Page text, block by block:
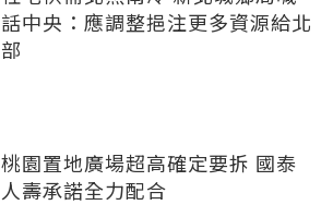
話中央：應調整挹注更多資源給北
部
桃園置地廣場超高確定要拆 國泰
人壽承諾全力配合